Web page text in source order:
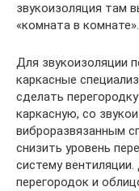
звукоизоляция там
«комната в комнате».
Для звукоизоляции
каркасные
сделать
каркасную, со
виброразвязанным
снизить уровень
систему
перегородок и